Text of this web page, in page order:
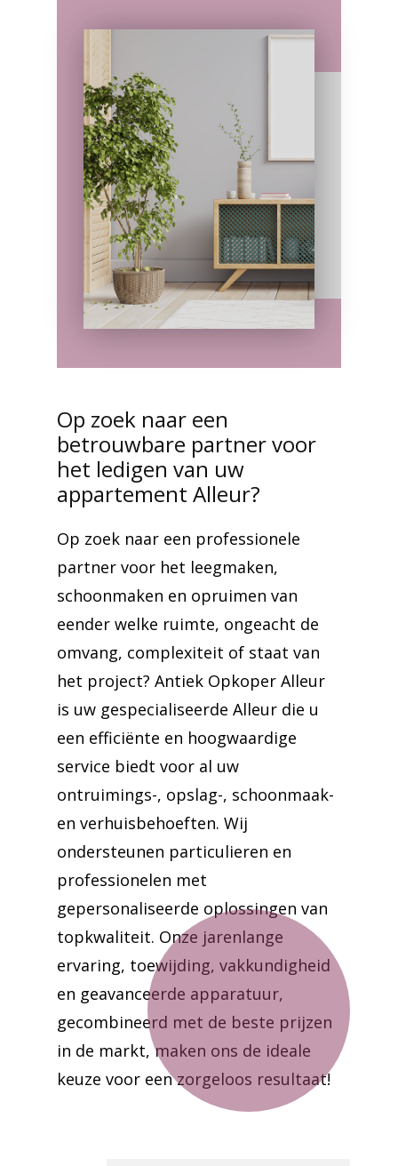
Op zoek naar een
betrouwbare partner voor
het ledigen van uw
appartement Alleur?
Op zoek naar een professionele
partner voor het leegmaken,
schoonmaken en opruimen van
eender welke ruimte, ongeacht de
omvang, complexiteit of staat van
het project? Antiek Opkoper Alleur
is uw gespecialiseerde Alleur die u
een efficiënte en hoogwaardige
service biedt voor al uw
ontruimings-, opslag-, schoonmaak-
en verhuisbehoeften. Wij
ondersteunen particulieren en
professionelen met
gepersonaliseerde oplossingen van
topkwaliteit. Onze jarenlange
ervaring, toewijding, vakkundigheid
en geavanceerde apparatuur,
gecombineerd met de beste prijzen
in de markt, maken ons de ideale
keuze voor een zorgeloos resultaat!